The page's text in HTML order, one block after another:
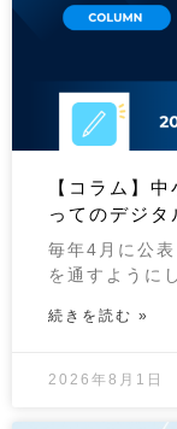
【コラム】
ってのデジタ
毎年4月に公
を通すように
続きを読む »
2026年8月1日